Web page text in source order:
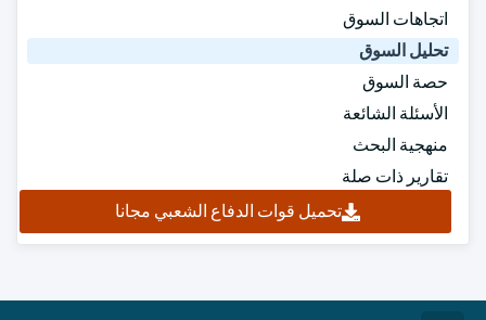
اتجاهات السوق
تحليل السوق
حصة السوق
الأسئلة الشائعة
منهجية البحث
تقارير ذات صلة
تحميل قوات الدفاع الشعبي مجانا